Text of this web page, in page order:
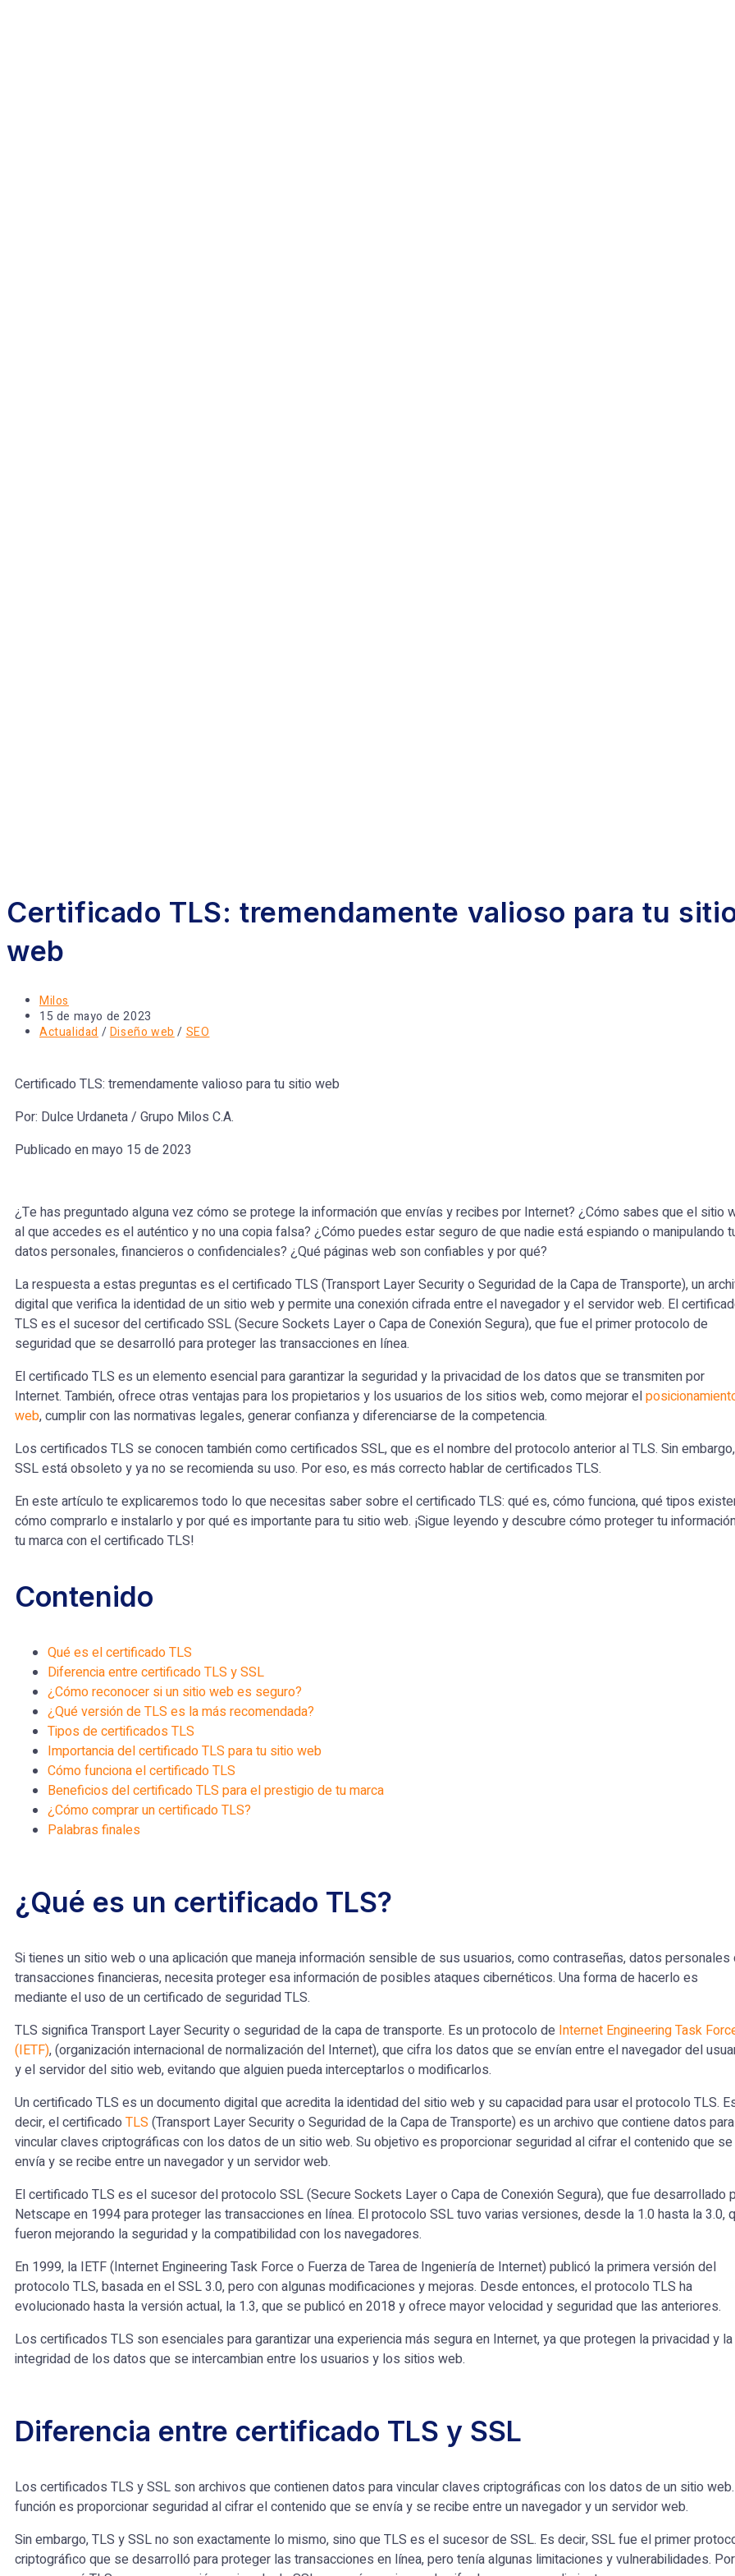
Certificado TLS: tremendamente valioso para tu
web
Milos
15 de mayo de 2023
Actualidad/Diseño web/ SEO
Certificado TLS: tremendamente valioso para tu sitio web
Por: Dulce Urdaneta / Grupo Milos C.A.
Publicado en mayo 15 de 2023
¿Te has preguntado alguna vez cómo se protege la información que envías y recibes por Internet? ¿Cómo sabes que el sitio
al que accedes es el auténtico y no una copia falsa? ¿Cómo puedes estar seguro de que nadie está espiando o manipulando
datos personales, financieros o confidenciales? ¿Qué páginas web son confiables y por qué?
La respuesta a estas preguntas es el certificado TLS (Transport Layer Security o Seguridad de la Capa de Transporte), un
digital que verifica la identidad de un sitio web y permite una conexión cifrada entre el navegador y el servidor web. El
TLS es el sucesor del certificado SSL (Secure Sockets Layer o Capa de Conexión Segura), que fue el primer protocolo de
seguridad que se desarrolló para proteger las transacciones en línea.
El certificado TLS es un elemento esencial para garantizar la seguridad y la privacidad de los datos que se transmiten por
Internet. También, ofrece otras ventajas para los propietarios y los usuarios de los sitios web, como mejorar el
web, cumplir con las normativas legales, generar confianza y diferenciarse de la competencia.
Los certificados TLS se conocen también como certificados SSL, que es el nombre del protocolo anterior al TLS. Sin embargo,
SSL está obsoleto y ya no se recomienda su uso. Por eso, es más correcto hablar de certificados TLS.
En este artículo te explicaremos todo lo que necesitas saber sobre el certificado TLS: qué es, cómo funciona, qué tipos
cómo comprarlo e instalarlo y por qué es importante para tu sitio web. ¡Sigue leyendo y descubre cómo proteger tu
tu marca con el certificado TLS!
Contenido
Qué es el certificado TLS
Diferencia entre certificado TLS y SSL
¿Cómo reconocer si un sitio web es seguro?
¿Qué versión de TLS es la más recomendada?
Tipos de certificados TLS
Importancia del certificado TLS para tu sitio web
Cómo funciona el certificado TLS
Beneficios del certificado TLS para el prestigio de tu marca
¿Cómo comprar un certificado TLS?
Palabras finales
¿Qué es un certificado TLS?
Si tienes un sitio web o una aplicación que maneja información sensible de sus usuarios, como contraseñas, datos personales
transacciones financieras, necesita proteger esa información de posibles ataques cibernéticos. Una forma de hacerlo es
mediante el uso de un certificado de seguridad TLS.
TLS significa Transport Layer Security o seguridad de la capa de transporte. Es un protocolo de Internet Engineering Task
(IETF), (organización internacional de normalización del Internet), que cifra los datos que se envían entre el navegador del
y el servidor del sitio web, evitando que alguien pueda interceptarlos o modificarlos.
Un certificado TLS es un documento digital que acredita la identidad del sitio web y su capacidad para usar el protocolo TLS.
decir, el certificado TLS (Transport Layer Security o Seguridad de la Capa de Transporte) es un archivo que contiene datos para
vincular claves criptográficas con los datos de un sitio web. Su objetivo es proporcionar seguridad al cifrar el contenido que se
envía y se recibe entre un navegador y un servidor web.
El certificado TLS es el sucesor del protocolo SSL (Secure Sockets Layer o Capa de Conexión Segura), que fue desarrollado
Netscape en 1994 para proteger las transacciones en línea. El protocolo SSL tuvo varias versiones, desde la 1.0 hasta la 3.0,
fueron mejorando la seguridad y la compatibilidad con los navegadores.
En 1999, la IETF (Internet Engineering Task Force o Fuerza de Tarea de Ingeniería de Internet) publicó la primera versión del
protocolo TLS, basada en el SSL 3.0, pero con algunas modificaciones y mejoras. Desde entonces, el protocolo TLS ha
evolucionado hasta la versión actual, la 1.3, que se publicó en 2018 y ofrece mayor velocidad y seguridad que las anteriores.
Los certificados TLS son esenciales para garantizar una experiencia más segura en Internet, ya que protegen la privacidad y la
integridad de los datos que se intercambian entre los usuarios y los sitios web.
Diferencia entre certificado TLS y SSL
Los certificados TLS y SSL son archivos que contienen datos para vincular claves criptográficas con los datos de un sitio
función es proporcionar seguridad al cifrar el contenido que se envía y se recibe entre un navegador y un servidor web.
Sin embargo, TLS y SSL no son exactamente lo mismo, sino que TLS es el sucesor de SSL. Es decir, SSL fue el primer
criptográfico que se desarrolló para proteger las transacciones en línea, pero tenía algunas limitaciones y vulnerabilidades. Por